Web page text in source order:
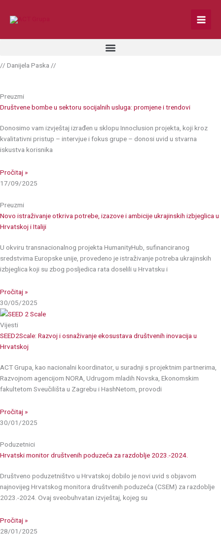
// Danijela Paska //
Preuzmi
Društvene bombe u sektoru socijalnih usluga: promjene i trendovi
Donosimo vam izvještaj izrađen u sklopu Innoclusion projekta, koji kroz
kvalitativni pristup – intervjue i fokus grupe – donosi uvid u stvarna
iskustva korisnika
Pročitaj »
17/09/2025
Preuzmi
Novo istraživanje otkriva potrebe, izazove i ambicije ukrajinskih izbjeglica u
Hrvatskoj i Italiji
U okviru transnacionalnog projekta HumanityHub, sufinanciranog
sredstvima Europske unije, provedeno je istraživanje potreba ukrajinskih
izbjeglica koji su zbog posljedica rata doselili u Hrvatsku i
Pročitaj »
30/05/2025
Vijesti
SEED2Scale: Razvoj i osnaživanje ekosustava društvenih inovacija u
Hrvatskoj
ACT Grupa, kao nacionalni koordinator, u suradnji s projektnim partnerima,
Razvojnom agencijom NORA, Udrugom mladih Novska, Ekonomskim
fakultetom Sveučilišta u Zagrebu i HashNetom, provodi
Pročitaj »
30/01/2025
Poduzetnici
Hrvatski monitor društvenih poduzeća za razdoblje 2023.-2024.
Društveno poduzetništvo u Hrvatskoj dobilo je novi uvid s objavom
najnovijeg Hrvatskog monitora društvenih poduzeća (CSEM) za razdoblje
2023.-2024. Ovaj sveobuhvatan izvještaj, kojeg su
Pročitaj »
28/01/2025